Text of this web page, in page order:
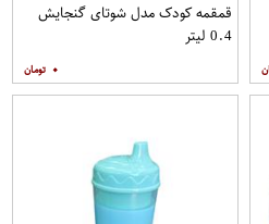
قمقمه کودک مدل شوتای گنجایش
0.4 لیتر
۰